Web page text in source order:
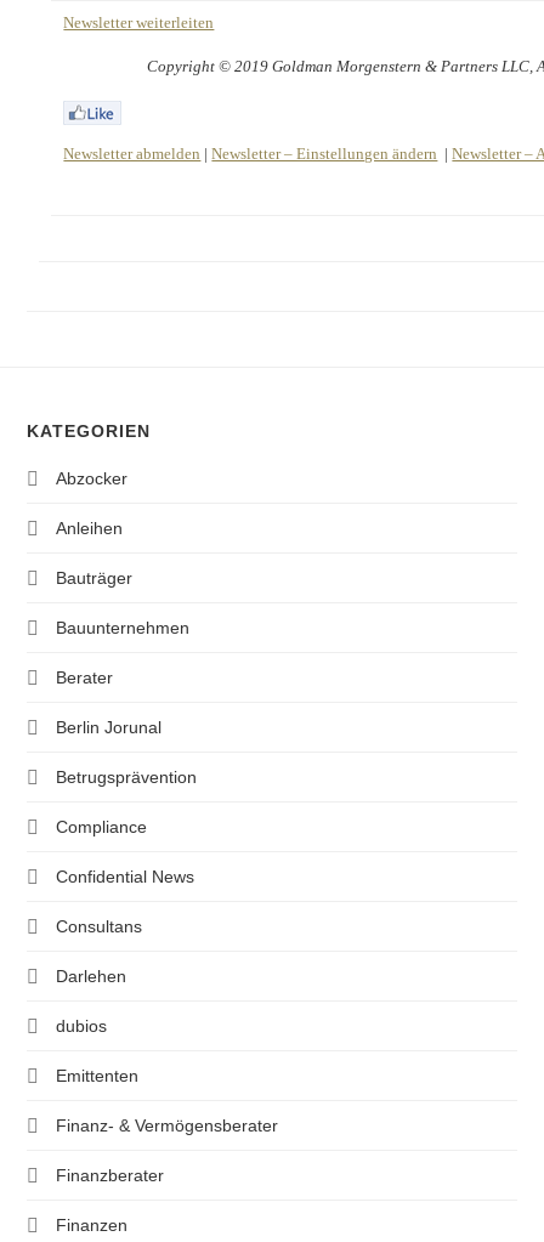
Newsletter weiterleiten
Copyright © 2019 Goldman Morgenstern & Partners LLC,
Newsletter abmelden |Newsletter – Einstellungen ändern |Newsletter –
KATEGORIEN
Abzocker
Anleihen
Bauträger
Bauunternehmen
Berater
Berlin Jorunal
Betrugsprävention
Compliance
Confidential News
Consultans
Darlehen
dubios
Emittenten
Finanz- & Vermögensberater
Finanzberater
Finanzen